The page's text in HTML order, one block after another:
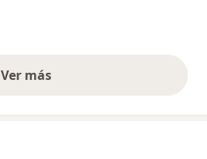
Ver másopiniones anteriores